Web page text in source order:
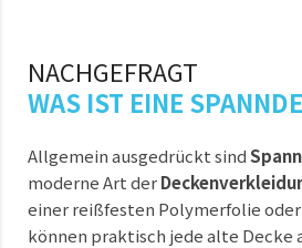
NACHGEFRAGT
WAS IST EINE
Allgemein ausgedrückt sind
moderne Art der
einer reißfesten Polymerfolie oder
können praktisch jede alte Decke